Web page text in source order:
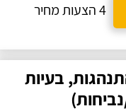
4 הצעות מחיר
בעיות